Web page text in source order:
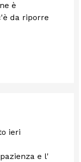
è
da riporre
ieri
e l'